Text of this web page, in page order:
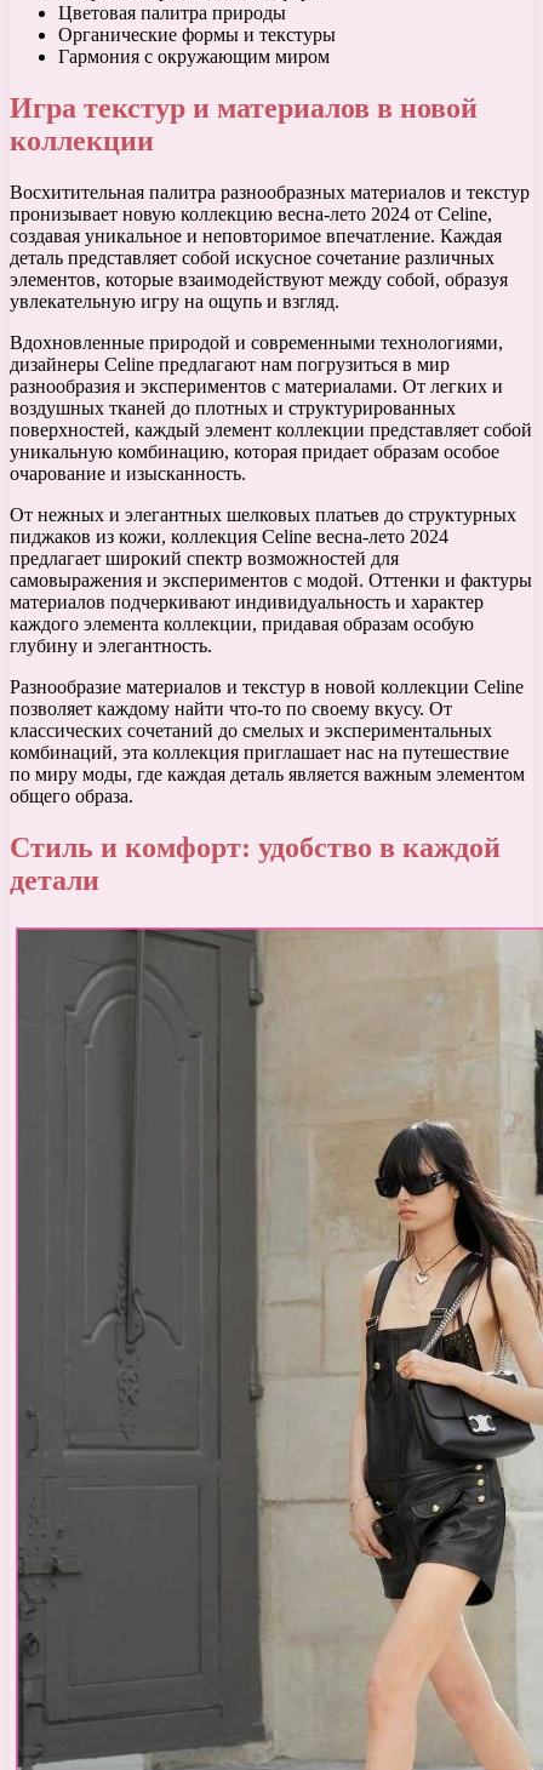
Цветовая палитра природы
Органические формы и текстуры
Гармония с окружающим миром
Игра текстур и материалов в новой
коллекции
Восхитительная палитра разнообразных материалов и текстур
пронизывает новую коллекцию весна-лето 2024 от Celine,
создавая уникальное и неповторимое впечатление. Каждая
деталь представляет собой искусное сочетание различных
элементов, которые взаимодействуют между собой, образуя
увлекательную игру на ощупь и взгляд.
Вдохновленные природой и современными технологиями,
дизайнеры Celine предлагают нам погрузиться в мир
разнообразия и экспериментов с материалами. От легких и
воздушных тканей до плотных и структурированных
поверхностей, каждый элемент коллекции представляет собой
уникальную комбинацию, которая придает образам особое
очарование и изысканность.
От нежных и элегантных шелковых платьев до структурных
пиджаков из кожи, коллекция Celine весна-лето 2024
предлагает широкий спектр возможностей для
самовыражения и экспериментов с модой. Оттенки и фактуры
материалов подчеркивают индивидуальность и характер
каждого элемента коллекции, придавая образам особую
глубину и элегантность.
Разнообразие материалов и текстур в новой коллекции Celine
позволяет каждому найти что-то по своему вкусу. От
классических сочетаний до смелых и экспериментальных
комбинаций, эта коллекция приглашает нас на путешествие
по миру моды, где каждая деталь является важным элементом
общего образа.
Стиль и комфорт: удобство в каждой
детали